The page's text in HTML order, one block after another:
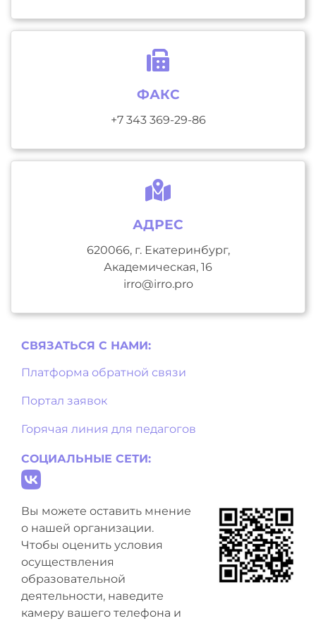
ФАКС
+7 343 369-29-86
АДРЕС
620066, г. Екатеринбург,
Академическая, 16
irro@irro.pro
СВЯЗАТЬСЯ С НAМИ:
Платформа обратной связи
Портал заявок
Горячая линия для педагогов
СОЦИАЛЬНЫЕ СЕТИ:
Вы можете оставить мнение
о нашей организации.
Чтобы оценить условия
осуществления
образовательной
деятельности, наведите
камеру вашего телефона и